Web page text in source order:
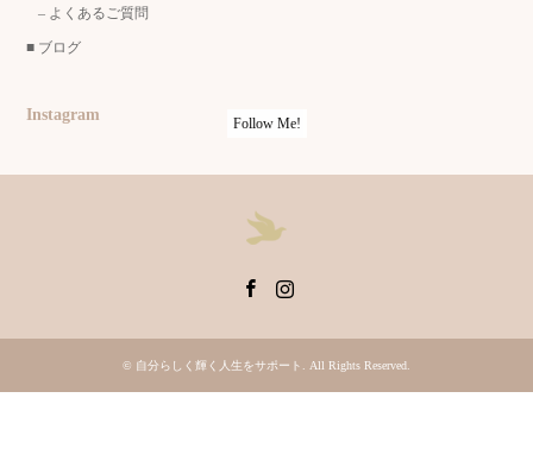
– よくあるご質問
■ ブログ
Instagram Follow Me!
© 自分らしく輝く人生をサポート . All Rights Reserved.